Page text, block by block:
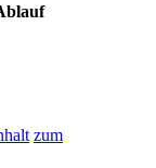
zum